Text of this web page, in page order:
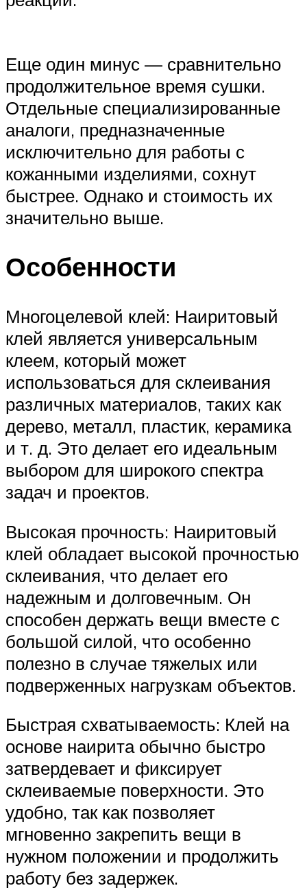
Еще один минус — сравнительно
продолжительное время сушки.
Отдельные специализированные
аналоги, предназначенные
исключительно для работы с
кожанными изделиями, сохнут
быстрее. Однако и стоимость их
значительно выше.
Особенности
Многоцелевой клей: Наиритовый
клей является универсальным
клеем, который может
использоваться для склеивания
различных материалов, таких как
дерево, металл, пластик, керамика
и т. д. Это делает его идеальным
выбором для широкого спектра
задач и проектов.
Высокая прочность: Наиритовый
клей обладает высокой прочностью
склеивания, что делает его
надежным и долговечным. Он
способен держать вещи вместе с
большой силой, что особенно
полезно в случае тяжелых или
подверженных нагрузкам объектов.
Быстрая схватываемость: Клей на
основе наирита обычно быстро
затвердевает и фиксирует
склеиваемые поверхности. Это
удобно, так как позволяет
мгновенно закрепить вещи в
нужном положении и продолжить
работу без задержек.